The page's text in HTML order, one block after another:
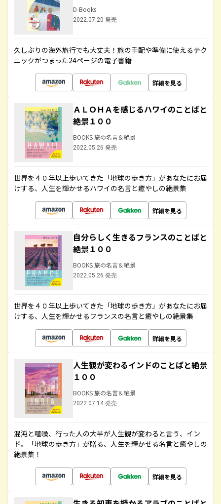
D-Books
2022.07.20 発売
久しぶりの海外旅行でも大丈夫！旅の手配や準備に使えるテク
ニックがつまった24ページの電子書籍
詳細を見る
ＡＬＯＨＡを感じるハワイのことばと
絶景１００
BOOKS 旅の名言＆絶景
2022.05.26 発売
世界を４０年以上歩いてきた「地球の歩き方」があなたにお届
けする、人生を輝かせるハワイの名言と癒やしの絶景集
詳細を見る
自分らしく生きるフランスのことばと
絶景１００
BOOKS 旅の名言＆絶景
2022.05.26 発売
世界を４０年以上歩いてきた「地球の歩き方」があなたにお届
けする、人生を輝かせるフランスの名言と癒やしの絶景集
詳細を見る
人生観が変わるインドのことばと絶景
１００
BOOKS 旅の名言＆絶景
2022.07.14 発売
混沌と喧噪、行った人の大半が人生観が変わると言う、イン
ド。「地球の歩き方」が贈る、人生を輝かせる名言と癒やしの
絶景集！
詳細を見る